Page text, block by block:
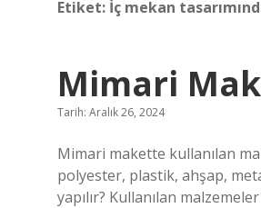
Etiket: İç mekan
Mimari
Tarih: Aralık 26, 2024
Mimari makette kullanılan
polyester, plastik, ahşap,
yapılır? Kullanılan